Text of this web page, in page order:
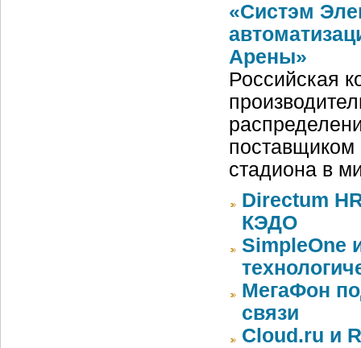
«Систэм
Арены»
Российская
поставщиком
стадиона в
Directum
КЭДО
SimpleOne
МегаФон
связи
Cloud.ru и